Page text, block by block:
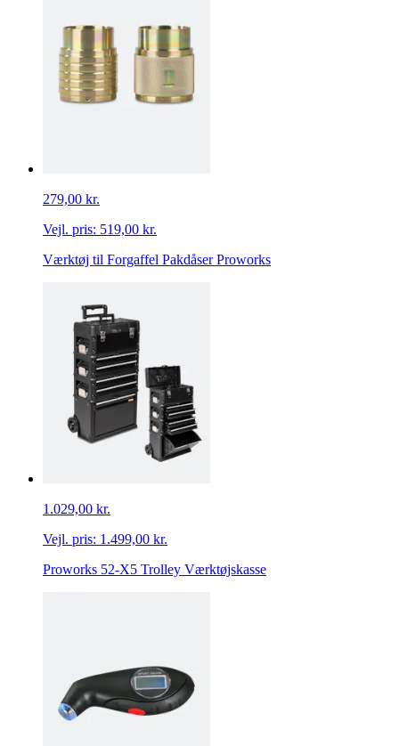
279,00 kr.
Vejl. pris: 519,00 kr.
Værktøj til Forgaffel Pakdåser Proworks
1.029,00 kr.
Vejl. pris: 1.499,00 kr.
Proworks 52-X5 Trolley Værktøjskasse